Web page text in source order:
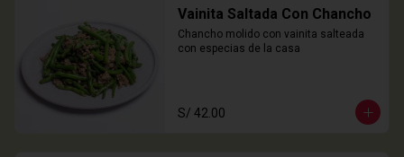
Vainita Saltada Con Chancho
Chancho molido con vainita salteada
con especias de la casa
S/ 42.00